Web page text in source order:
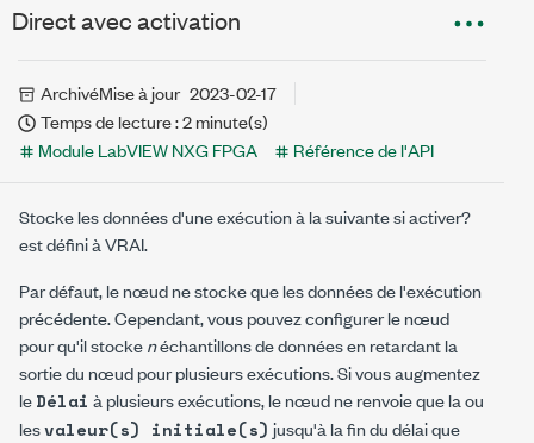
Direct avec activation
ArchivéMise à jour 2023-02-17
Temps de lecture : 2 minute(s)
Module LabVIEW NXG FPGA
Référence de l'API
Stocke les données d'une exécution à la suivante siactiver?
est défini à VRAI.
Par défaut, le nœud ne stocke que les données de l'exécution
précédente. Cependant, vous pouvez configurer le nœud
pour qu'il stockenéchantillons de données en retardant la
sortie du nœud pour plusieurs exécutions. Si vous augmentez
leDélai à plusieurs exécutions, le nœud ne renvoie que la ou
lesvaleur(s) initiale(s) jusqu'à la fin du délai que